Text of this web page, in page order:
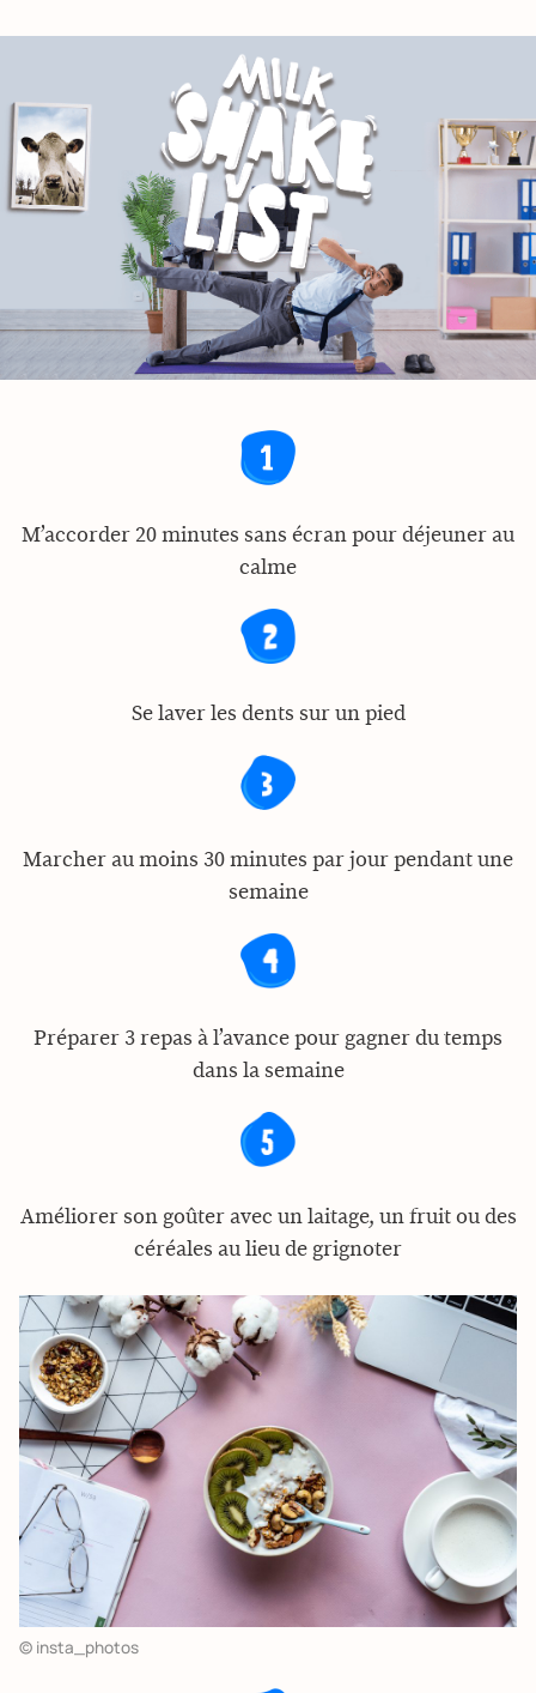
M’accorder 20 minutes sans écran pour déjeuner au
calme
Se laver les dents sur un pied
Marcher au moins 30 minutes par jour pendant une
semaine
Préparer 3 repas à l’avance pour gagner du temps
dans la semaine
Améliorer son goûter avec un laitage, un fruit ou des
céréales au lieu de grignoter
© insta_photos